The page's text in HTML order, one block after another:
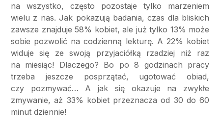
na wszystko, często pozostaje tylko marzeniem
wielu z nas. Jak pokazują badania, czas dla bliskich
zawsze znajduje 58% kobiet, ale już tylko 13% może
sobie pozwolić na codzienną lekturę. A 22% kobiet
widuje się ze swoją przyjaciółką rzadziej niż raz
na miesiąc! Dlaczego? Bo po 8 godzinach pracy
trzeba jeszcze posprzątać, ugotować obiad,
czy pozmywać… A jak się okazuje na zwykłe
zmywanie, aż 33% kobiet przeznacza od 30 do 60
minut dziennie!